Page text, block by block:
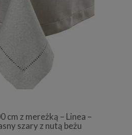
cm z mereżką – Linea –
szary z nutą beżu